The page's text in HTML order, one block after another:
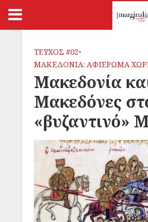
ΤΕΥΧΟΣ #02•
ΜΑΚΕΔΟΝΙΑ: ΑΦΙΕΡΩΜΑ
Μακεδονία
Μακεδόνες
«βυζαντινό»